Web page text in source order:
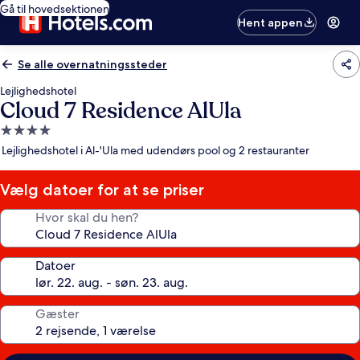
Gå til hovedsektionen
Hent appen
Se alle overnatningssteder
Lejlighedshotel
Cloud 7 Residence AlUla
4.0-
stjernet
Lejlighedshotel i Al-'Ula med udendørs pool og 2 restauranter
Vælg datoer for at se priser
Hvor skal du hen?
Datoer
Gæster